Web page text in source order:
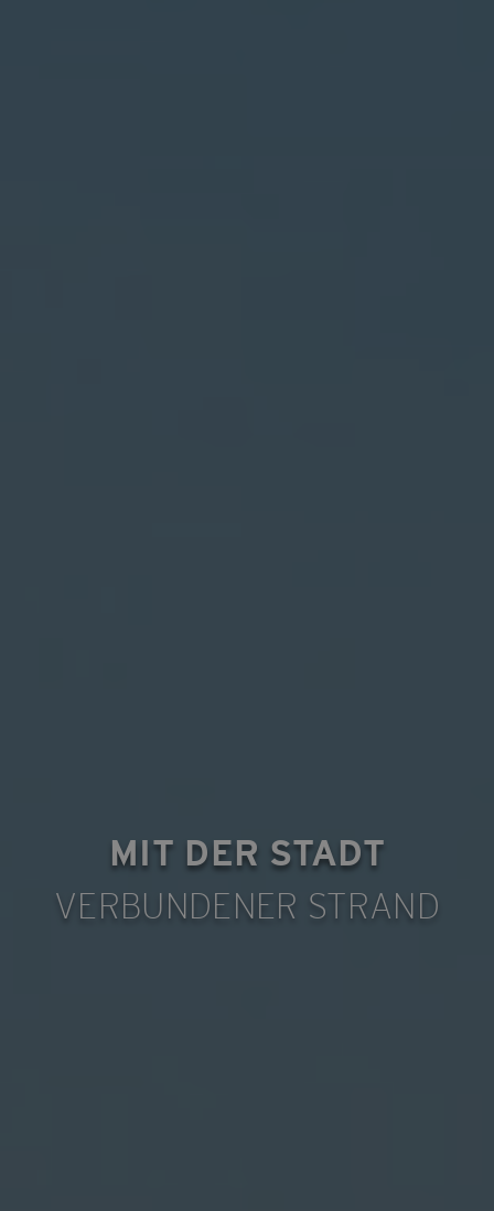
MIT DER STADT
VERBUNDENER STRAND